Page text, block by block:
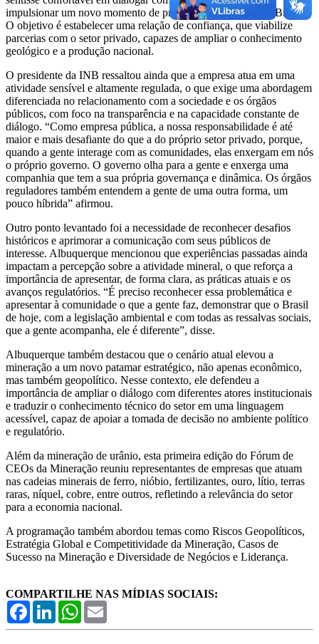
impulsionar um novo momento de prospecção de urânio no Brasil”.
O objetivo é estabelecer uma relação de confiança, que viabilize
parcerias com o setor privado, capazes de ampliar o conhecimento
geológico e a produção nacional.
O presidente da INB ressaltou ainda que a empresa atua em uma
atividade sensível e altamente regulada, o que exige uma abordagem
diferenciada no relacionamento com a sociedade e os órgãos
públicos, com foco na transparência e na capacidade constante de
diálogo. “Como empresa pública, a nossa responsabilidade é até
maior e mais desafiante do que a do próprio setor privado, porque,
quando a gente interage com as comunidades, elas enxergam em nós
o próprio governo. O governo olha para a gente e enxerga uma
companhia que tem a sua própria governança e dinâmica. Os órgãos
reguladores também entendem a gente de uma outra forma, um
pouco híbrida” afirmou.
Outro ponto levantado foi a necessidade de reconhecer desafios
históricos e aprimorar a comunicação com seus públicos de
interesse. Albuquerque mencionou que experiências passadas ainda
impactam a percepção sobre a atividade mineral, o que reforça a
importância de apresentar, de forma clara, as práticas atuais e os
avanços regulatórios. “É preciso reconhecer essa problemática e
apresentar à comunidade o que a gente faz, demonstrar que o Brasil
de hoje, com a legislação ambiental e com todas as ressalvas sociais,
que a gente acompanha, ele é diferente”, disse.
Albuquerque também destacou que o cenário atual elevou a
mineração a um novo patamar estratégico, não apenas econômico,
mas também geopolítico. Nesse contexto, ele defendeu a
importância de ampliar o diálogo com diferentes atores institucionais
e traduzir o conhecimento técnico do setor em uma linguagem
acessível, capaz de apoiar a tomada de decisão no ambiente político
e regulatório.
Além da mineração de urânio, esta primeira edição do Fórum de
CEOs da Mineração reuniu representantes de empresas que atuam
nas cadeias minerais de ferro, nióbio, fertilizantes, ouro, lítio, terras
raras, níquel, cobre, entre outros, refletindo a relevância do setor
para a economia nacional.
A programação também abordou temas como Riscos Geopolíticos,
Estratégia Global e Competitividade da Mineração, Casos de
Sucesso na Mineração e Diversidade de Negócios e Liderança.
COMPARTILHE NAS MÍDIAS SOCIAIS:
FacebookLinkedInWhatsApp